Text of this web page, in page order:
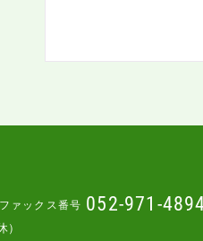
ファックス番号 052-971-